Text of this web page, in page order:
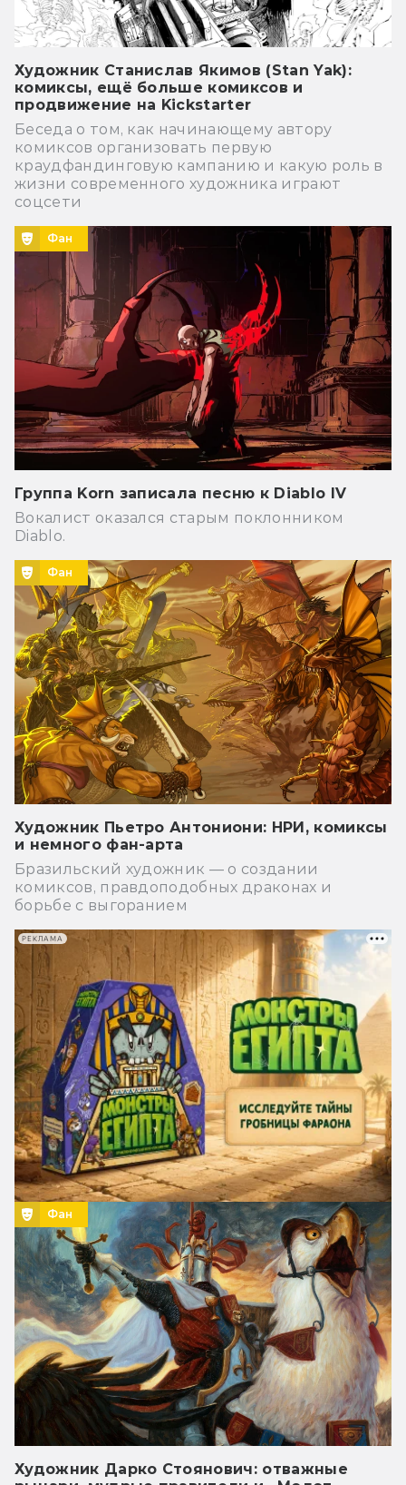
Художник Станислав Якимов (Stan Yak):
комиксы, ещё больше комиксов и
продвижение на Kickstarter
Беседа о том, как начинающему автору
комиксов организовать первую
краудфандинговую кампанию и какую роль в
жизни современного художника играют
соцсети
Фан
Группа Korn записала песню к Diablo IV
Вокалист оказался старым поклонником
Diablo.
Фан
Художник Пьетро Антониони: НРИ, комиксы
и немного фан-арта
Бразильский художник — о создании
комиксов, правдоподобных драконах и
борьбе с выгоранием
Фан
Художник Дарко Стоянович: отважные
РЕКЛАМА